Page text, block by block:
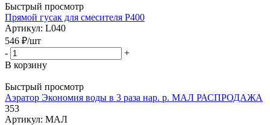
Быстрый просмотр
Прямой гусак для смесителя P400
Артикул: L040
546 ₽/шт
-
+
В корзину
Быстрый просмотр
Аэратор Экономия воды в 3 раза нар. р. МАЛ РАСПРОДАЖА
353
Артикул: МАЛ